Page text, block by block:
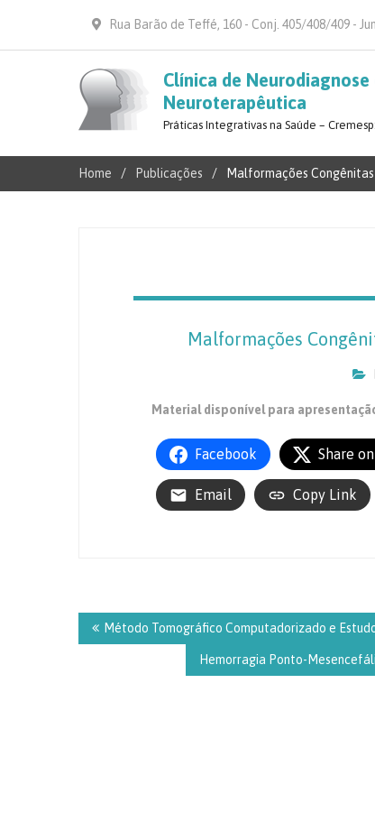
Rua Barão de Teffé, 160 - Conj. 405/408/409 -
Clínica de Neurodiagnose
Neuroterapêutica
Práticas Integrativas na Saúde –
Home Publicações Malformações
Malformações
Material disponível para
Facebook Share
Email Copy Link
de
Post
Método Tomográfico Computadorizado e
Hemorragia Ponto-